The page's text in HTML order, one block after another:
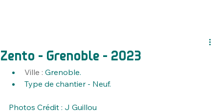
Zento - Grenoble - 2023
Ville : Grenoble.
Type de chantier - Neuf.
Photos Crédit : J Guillou